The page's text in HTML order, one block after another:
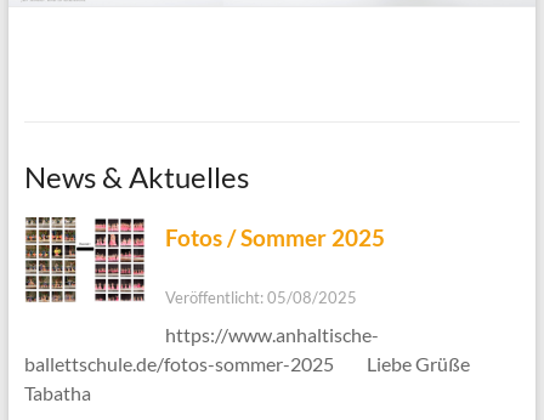
News & Aktuelles
Fotos / Sommer 2025
Veröffentlicht: 05/08/2025
https://www.anhaltische-
ballettschule.de/fotos-sommer-2025 Liebe Grüße
Tabatha